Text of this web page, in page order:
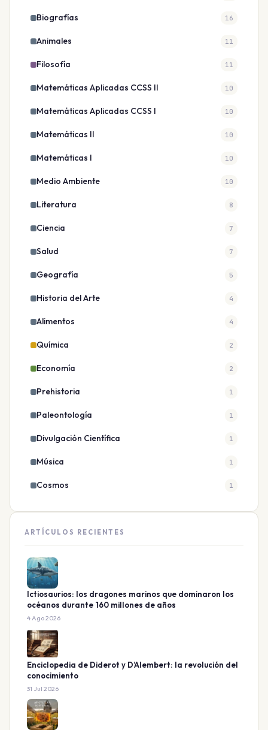
Biografías 16
Animales 11
Filosofía 11
Matemáticas Aplicadas CCSS II 10
Matemáticas Aplicadas CCSS I 10
Matemáticas II 10
Matemáticas I 10
Medio Ambiente 10
Literatura 8
Ciencia 7
Salud 7
Geografía 5
Historia del Arte 4
Alimentos 4
Química 2
Economía 2
Prehistoria 1
Paleontología 1
Divulgación Científica 1
Música 1
Cosmos 1
ARTÍCULOS RECIENTES
Ictiosaurios: los dragones marinos que dominaron los
océanos durante 160 millones de años
4 Ago 2026
Enciclopedia de Diderot y D’Alembert: la revolución del
conocimiento
31 Jul 2026